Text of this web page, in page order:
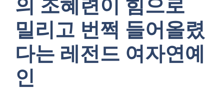
밀리고 번쩍 들어올렸
다는 레전드 여자연예
인